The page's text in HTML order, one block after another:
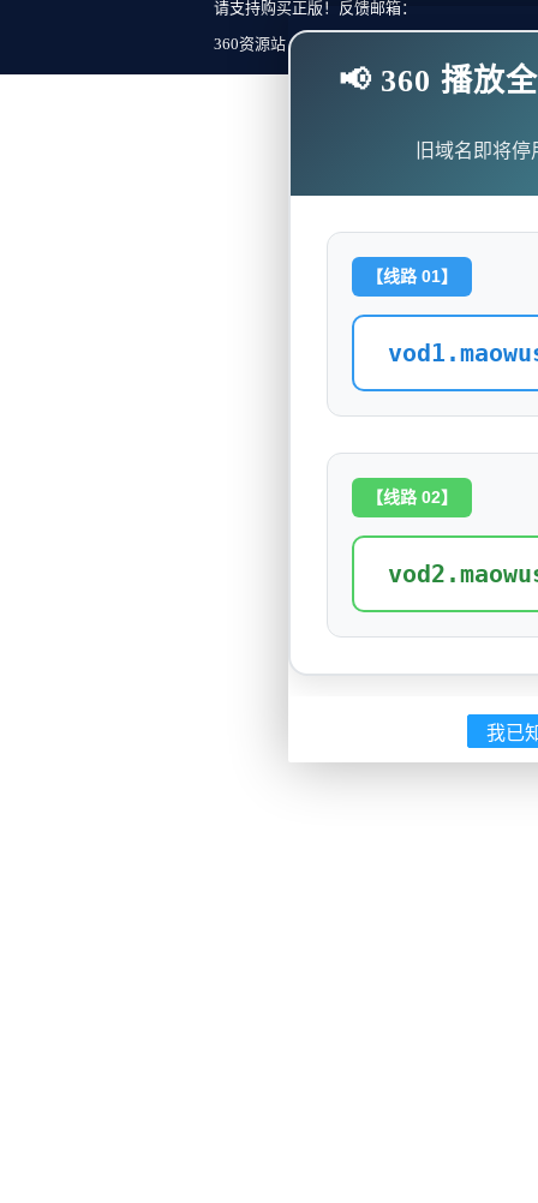
请支持购买正版！反馈邮箱：
360资源站 Copyright ©2018-2023 All Rights
📢 360 播放
旧域名即将
【线路 01】
【线路 02】
我已